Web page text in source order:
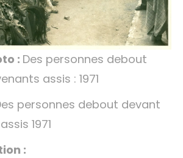
: Des personnes debout
assis : 1971
personnes debout devant
1971
: